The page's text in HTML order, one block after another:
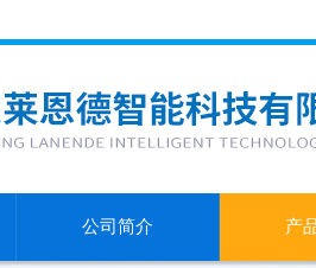
公司简介 产